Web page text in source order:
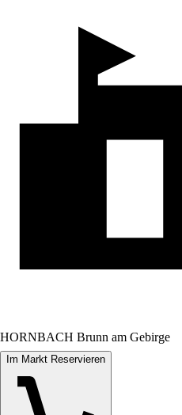
HORNBACH Brunn am Gebirge
Im Markt Reservieren